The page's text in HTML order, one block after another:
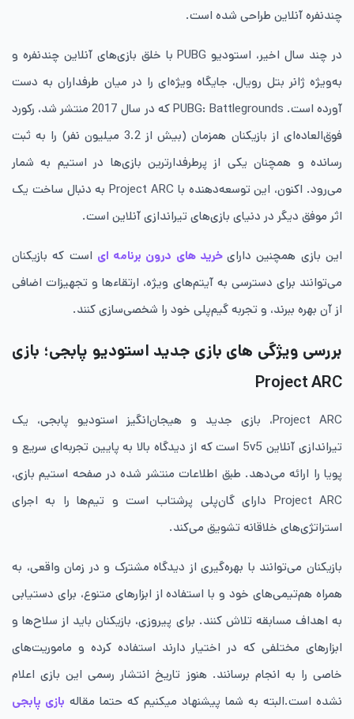
چندنفره آنلاین طراحی شده است.
در چند سال اخیر، استودیو PUBG با خلق بازی‌های آنلاین چندنفره و
به‌ویژه ژانر بتل رویال، جایگاه ویژه‌ای را در میان طرفداران به دست
آورده است. PUBG: Battlegrounds که در سال 2017 منتشر شد، رکورد
فوق‌العاده‌ای از بازیکنان همزمان (بیش از 3.2 میلیون نفر) را به ثبت
رسانده و همچنان یکی از پرطرفدارترین بازی‌ها در استیم به شمار
می‌رود. اکنون، این توسعه‌دهنده با Project ARC به دنبال ساخت یک
اثر موفق دیگر در دنیای بازی‌های تیراندازی آنلاین است.
این بازی همچنین دارایخرید های درون برنامه ای است که بازیکنان
می‌توانند برای دسترسی به آیتم‌های ویژه، ارتقاءها و تجهیزات اضافی
از آن بهره ببرند، و تجربه گیم‌پلی خود را شخصی‌سازی کنند.
بررسی ویژگی های بازی جدید استودیو پابجی؛ بازی
Project ARC
Project ARC، بازی جدید و هیجان‌انگیز استودیو پابجی، یک
تیراندازی آنلاین 5v5 است که از دیدگاه بالا به پایین تجربه‌ای سریع و
پویا را ارائه می‌دهد. طبق اطلاعات منتشر شده در صفحه استیم بازی،
Project ARC دارای گان‌پلی پرشتاب است و تیم‌ها را به اجرای
استراتژی‌های خلاقانه تشویق می‌کند.
بازیکنان می‌توانند با بهره‌گیری از دیدگاه مشترک و در زمان واقعی، به
همراه هم‌تیمی‌های خود و با استفاده از ابزارهای متنوع، برای دستیابی
به اهداف مسابقه تلاش کنند. برای پیروزی، بازیکنان باید از سلاح‌ها و
ابزارهای مختلفی که در اختیار دارند استفاده کرده و ماموریت‌های
خاصی را به انجام برسانند. هنوز تاریخ انتشار رسمی این بازی اعلام
نشده است.البته به شما پیشنهاد میکنیم که حتما مقاله بازی پابجی